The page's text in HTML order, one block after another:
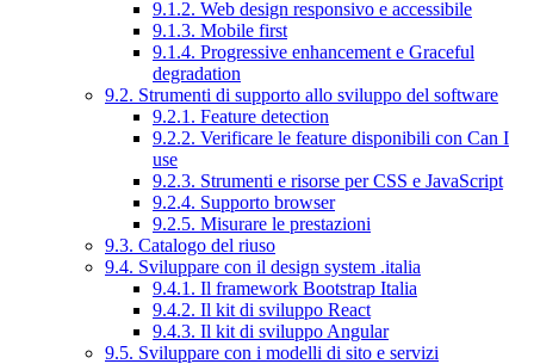
9.1.2. Web design responsivo e accessibile
9.1.3. Mobile first
9.1.4. Progressive enhancement e Graceful
degradation
9.2. Strumenti di supporto allo sviluppo del software
9.2.1. Feature detection
9.2.2. Verificare le feature disponibili con Can I
use
9.2.3. Strumenti e risorse per CSS e JavaScript
9.2.4. Supporto browser
9.2.5. Misurare le prestazioni
9.3. Catalogo del riuso
9.4. Sviluppare con il design system .italia
9.4.1. Il framework Bootstrap Italia
9.4.2. Il kit di sviluppo React
9.4.3. Il kit di sviluppo Angular
9.5. Sviluppare con i modelli di sito e servizi